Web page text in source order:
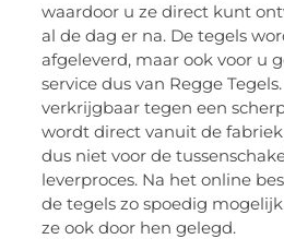
waardoor u ze direct kunt
al de dag er na. De tegels
afgeleverd, maar ook voor u
service dus van Regge
verkrijgbaar tegen een
wordt direct vanuit de
dus niet voor de
leverproces. Na het online
de tegels zo spoedig
ze ook door hen gelegd.